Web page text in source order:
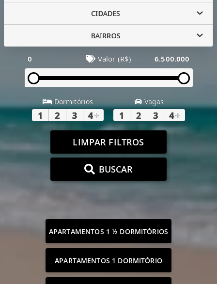
CIDADES
BAIRROS
0 Valor (R$) 6.500.000
Dormitórios
1 2 3 4+
Vagas
1 2 3 4+
LIMPAR FILTROS
BUSCAR
APARTAMENTOS 1 ½ DORMITÓRIOS
APARTAMENTOS 1 DORMITÓRIO